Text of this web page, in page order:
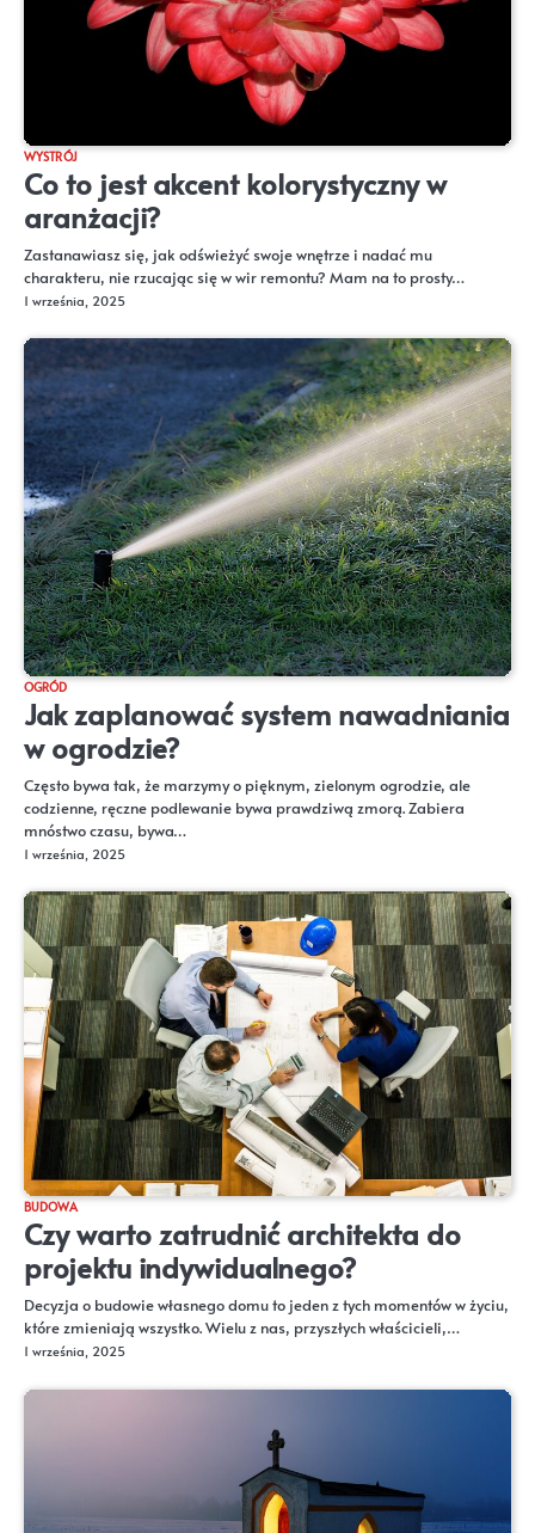
WYSTRÓJ
Co to jest akcent kolorystyczny w
aranżacji?
Zastanawiasz się, jak odświeżyć swoje wnętrze i nadać mu
charakteru, nie rzucając się w wir remontu? Mam na to prosty…
1 września, 2025
OGRÓD
Jak zaplanować system nawadniania
w ogrodzie?
Często bywa tak, że marzymy o pięknym, zielonym ogrodzie, ale
codzienne, ręczne podlewanie bywa prawdziwą zmorą. Zabiera
mnóstwo czasu, bywa…
1 września, 2025
BUDOWA
Czy warto zatrudnić architekta do
projektu indywidualnego?
Decyzja o budowie własnego domu to jeden z tych momentów w życiu,
które zmieniają wszystko. Wielu z nas, przyszłych właścicieli,…
1 września, 2025